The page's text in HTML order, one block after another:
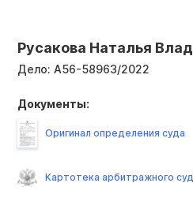
Русакова Наталья
Дело: А56-58963/2022
Документы:
Оригинал определения суда
Картотека арбитражного